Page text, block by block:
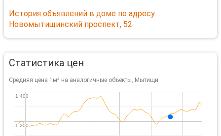
История объявлений в доме по адресу
Новомытищинский проспект, 52
Статистика цен
Средняя цена 1м² на аналогичные объекты, Мытищи
1 200
1 200
1 400
1 400